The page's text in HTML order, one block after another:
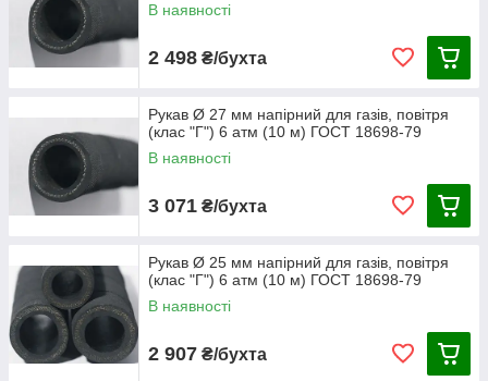
В наявності
2 498 ₴/бухта
Рукав Ø 27 мм напірний для газів, повітря
(клас "Г") 6 атм (10 м) ГОСТ 18698-79
В наявності
3 071 ₴/бухта
Рукав Ø 25 мм напірний для газів, повітря
(клас "Г") 6 атм (10 м) ГОСТ 18698-79
В наявності
2 907 ₴/бухта